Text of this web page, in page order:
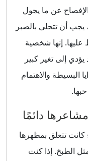
عن ما يجول
يجب أن تتحلى بالصبر
إنها شخصية
إلى تغير كبير
البسيطة والاهتمام
كانت تتعلق بمظهرها
الطبخ. إذا كنت